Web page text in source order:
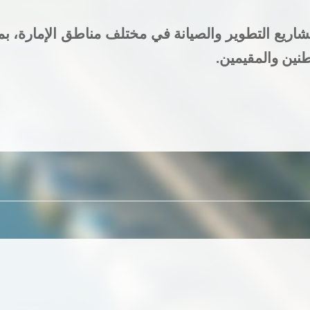
التطوير والصيانة في مختلف مناطق الإمارة،
والمقيمين.